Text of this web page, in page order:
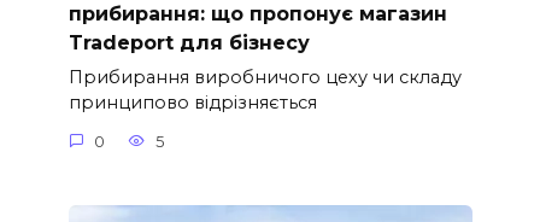
прибирання: що пропонує магазин
Tradeport для бізнесу
Прибирання виробничого цеху чи складу
принципово відрізняється
0 5